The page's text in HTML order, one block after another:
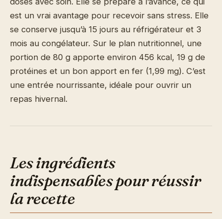
est un vrai avantage pour recevoir sans stress. Elle
se conserve jusqu’à 15 jours au réfrigérateur et 3
mois au congélateur. Sur le plan nutritionnel, une
portion de 80 g apporte environ 456 kcal, 19 g de
protéines et un bon apport en fer (1,99 mg). C’est
une entrée nourrissante, idéale pour ouvrir un
repas hivernal.
Les ingrédients
indispensables pour réussir
la recette